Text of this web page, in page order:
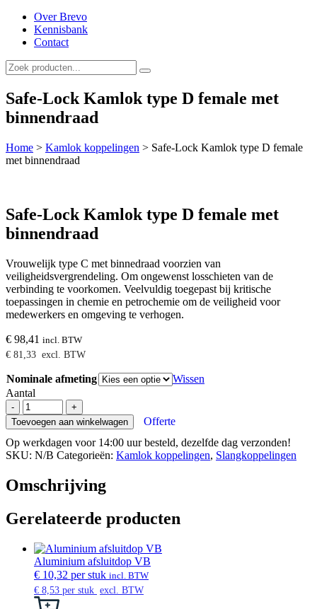
Over Brevo
Kennisbank
Contact
Safe-Lock Kamlok type D female met
binnendraad
Home > Kamlok koppelingen > Safe-Lock Kamlok type D female
met binnendraad
Safe-Lock Kamlok type D female met
binnendraad
Vrouwelijk type C met binnedraad voorzien van
veiligheidsvergrendeling. Om ongewenst losschieten van de
verbinding te voorkomen. Veelvuldig toegepast bij kritische
toepassingen in chemie en petrochemie om de veiligheid voor
medewerkers en omgeving te verhogen.
€ 98,41 incl. BTW
€ 81,33 excl. BTW
Nominale afmeting
Wissen
Aantal
-
Safe-
Lock
Kamlok
type
D
met
binnendraad
+
Toevoegen aan winkelwagen
Offerte
Op werkdagen voor 14:00 uur besteld, dezelfde dag verzonden!
SKU: N/B Categorieën: Kamlok koppelingen, Slangkoppelingen
Omschrijving
Gerelateerde producten
Aluminium afsluitdop VB
€ 10,32 per stuk incl. BTW
€ 8,53 per stuk excl. BTW
Dit